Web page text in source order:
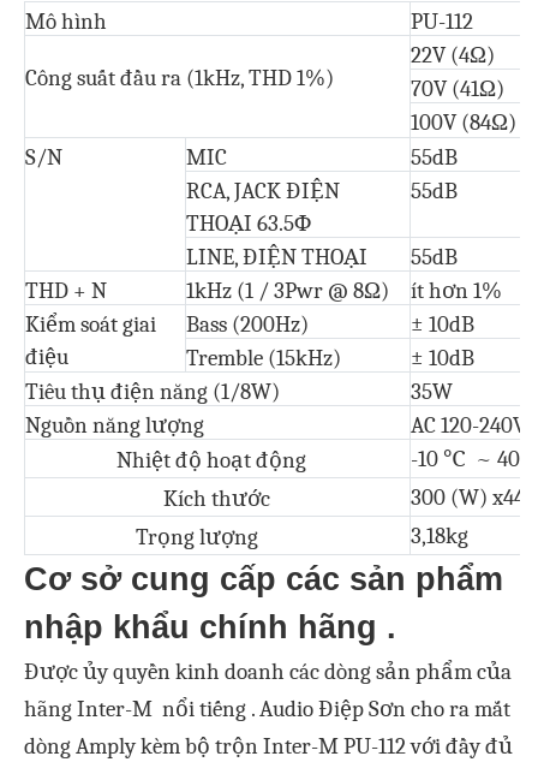
Mô hình PU-112
Công suất đầu ra (1kHz, THD 1%)
22V (4Ω)
70V (41Ω)
100V (84Ω)
S/N
MIC
55dB
RCA, JACK ĐIỆN
THOẠI 63.5Φ
55dB
LINE, ĐIỆN THOẠI
55dB
THD + N
1kHz (1 / 3Pwr @ 8Ω)
ít hơn 1%
Kiểm soát giai
điệu
Bass (200Hz)
± 10dB
Tremble (15kHz)
± 10dB
Tiêu thụ điện năng (1/8W)
35W
Nguồn năng lượng
AC 120-
Nhiệt độ hoạt động
-10 ℃ ~ 40
Kích thước
300 (W) x44
Trọng lượng
3,18kg
Cơ sở cung cấp các sản phẩm
nhập khẩu chính hãng .
Được ủy quyền kinh doanh các dòng sản phẩm của
hãng Inter-M nổi tiếng . Audio Điệp Sơn cho ra mắt
dòngAmply kèm bộ trộn Inter-M PU-112với đầy đủ